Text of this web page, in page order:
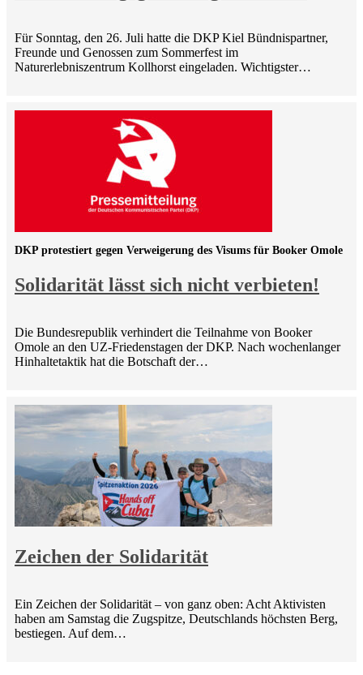
Für Sonntag, den 26. Juli hatte die DKP Kiel Bündnispartner,
Freunde und Genossen zum Sommerfest im
Naturerlebniszentrum Kollhorst eingeladen. Wichtigster…
Solidarität lässt sich nicht verbieten!
DKP protestiert gegen Verweigerung des Visums für Booker Omole
Die Bundesrepublik verhindert die Teilnahme von Booker
Omole an den UZ-Friedenstagen der DKP. Nach wochenlanger
Hinhaltetaktik hat die Botschaft der…
Zeichen der Solidarität
Ein Zeichen der Solidarität – von ganz oben: Acht Aktivisten
haben am Samstag die Zugspitze, Deutschlands höchsten Berg,
bestiegen. Auf dem…